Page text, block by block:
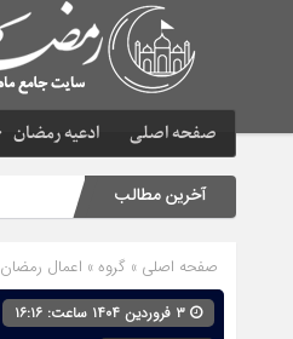
صفحه اصلی ادعیه رمضان
آخرین مطالب
صفحه اصلی » گروه » اعمال رمضان